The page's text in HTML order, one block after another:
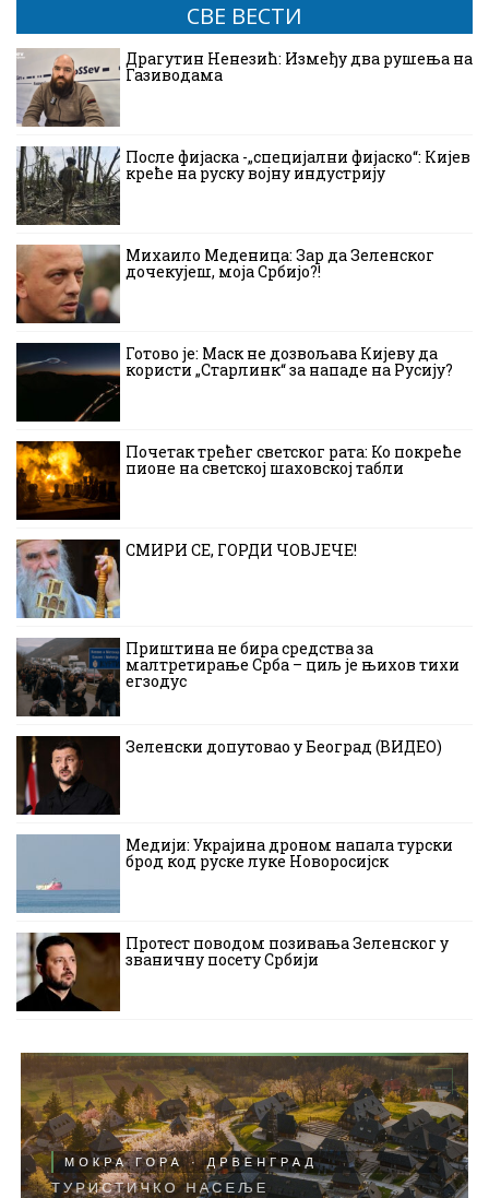
СВЕ ВЕСТИ
Драгутин Ненезић: Између два рушења на
Газиводама
После фијаска -„специјални фијаско“: Кијев
креће на руску војну индустрију
Михаило Меденица: Зар да Зеленског
дочекујеш, моја Србијо?!
Готово је: Маск не дозвољава Кијеву да
користи „Старлинк“ за нападе на Русију?
Почетак трећег светског рата: Ко покреће
пионе на светској шаховској табли
СМИРИ СЕ, ГОРДИ ЧОВЈЕЧЕ!
Приштина не бира средства за
малтретирање Срба – циљ је њихов тихи
егзодус
Зеленски допутовао у Београд (ВИДЕО)
Медији: Украјина дроном напала турски
брод код руске луке Новоросијск
Протест поводом позивања Зеленског у
званичну посету Србији